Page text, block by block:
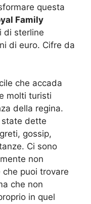
questa
Family
di sterline
di euro. Cifre da
che accada
molti turisti
della regina.
state dette
gossip,
Ci sono
non
che puoi trovare
che non
in quel